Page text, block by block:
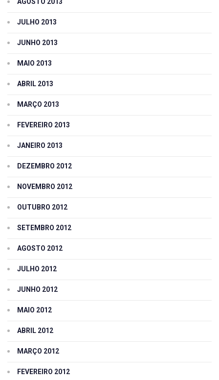
AGOSTO 2013
JULHO 2013
JUNHO 2013
MAIO 2013
ABRIL 2013
MARÇO 2013
FEVEREIRO 2013
JANEIRO 2013
DEZEMBRO 2012
NOVEMBRO 2012
OUTUBRO 2012
SETEMBRO 2012
AGOSTO 2012
JULHO 2012
JUNHO 2012
MAIO 2012
ABRIL 2012
MARÇO 2012
FEVEREIRO 2012